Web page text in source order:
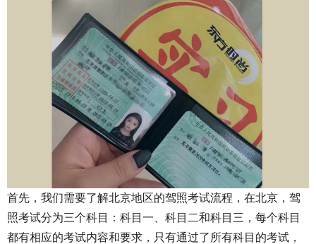
首先，我们需要了解北京地区的驾照考试流程，在北京，驾
照考试分为三个科目：科目一、科目二和科目三，每个科目
都有相应的考试内容和要求，只有通过了所有科目的考试，